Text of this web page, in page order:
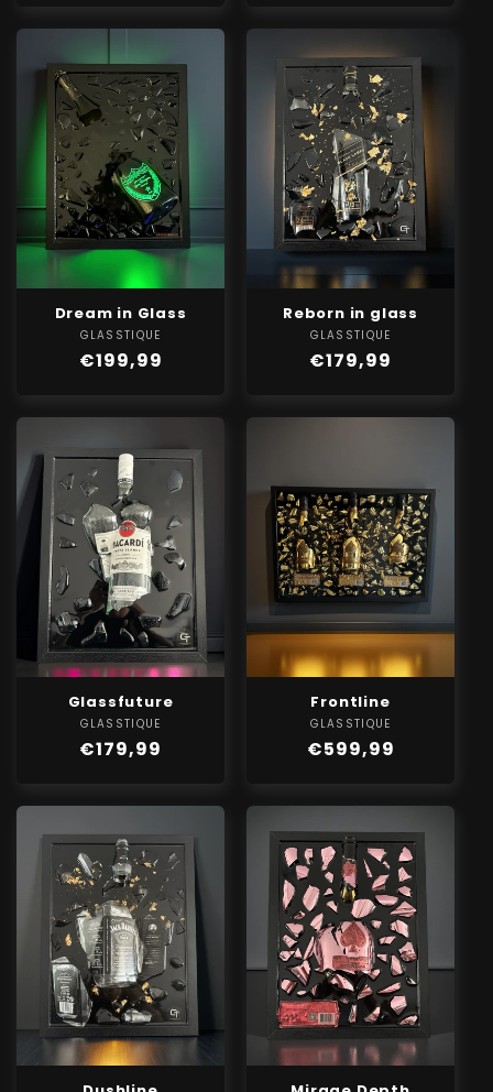
Dream in Glass
Verkoper:
GLASSTIQUE
Normale
€199,99
Reborn in glass
Verkoper:
GLASSTIQUE
Normale
€179,99
Glassfuture
Verkoper:
GLASSTIQUE
Normale
€179,99
Frontline
Verkoper:
GLASSTIQUE
Normale
€599,99